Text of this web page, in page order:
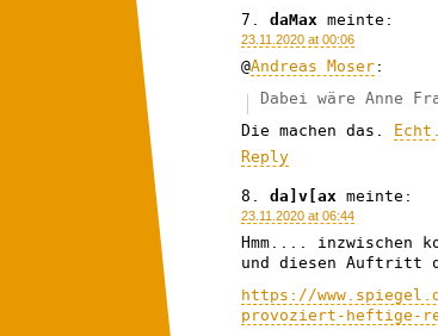
daMax meinte:
23.11.2020 at 00:06
@Andreas Moser :
Dabei wäre Anne
Die machen das.
Echt.
Reply
da]v[ax meinte:
23.11.2020 at 06:44
Hmm.... inzwischen
und diesen Auftritt
https://
provoziert-heftige-